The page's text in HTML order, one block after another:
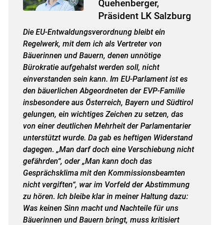
Quehenberger,
Präsident LK Salzburg
Die EU-Entwaldungsverordnung bleibt ein
Regelwerk, mit dem ich als Vertreter von
Bäuerinnen und Bauern, denen unnötige
Bürokratie aufgehalst werden soll, nicht
einverstanden sein kann. Im EU-Parlament ist es
den bäuerlichen Abgeordneten der EVP-Familie
insbesondere aus Österreich, Bayern und Südtirol
gelungen, ein wichtiges Zeichen zu setzen, das
von einer deutlichen Mehrheit der Parlamentarier
unterstützt wurde. Da gab es heftigen Widerstand
dagegen. „Man darf doch eine Verschiebung nicht
gefährden“, oder „Man kann doch das
Gesprächsklima mit den Kommissionsbeamten
nicht vergiften“, war im Vorfeld der Abstimmung
zu hören. Ich bleibe klar in meiner Haltung dazu:
Was keinen Sinn macht und Nachteile für uns
Bäuerinnen und Bauern bringt, muss kritisiert